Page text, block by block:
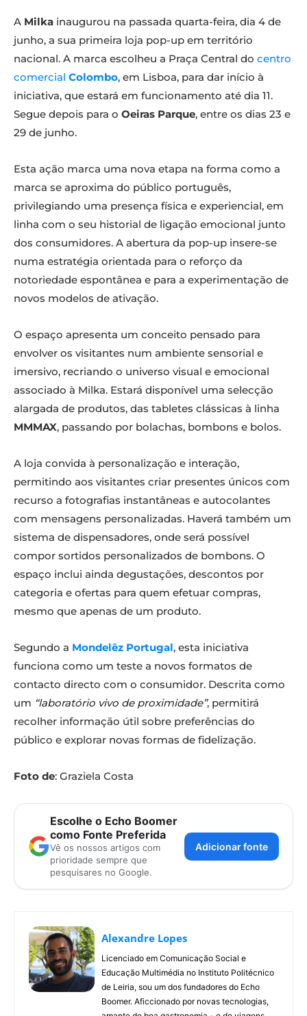
A Milka inaugurou na passada quarta-feira, dia 4 de
junho, a sua primeira loja pop-up em território
nacional. A marca escolheu a Praça Central do centro
comercial Colombo, em Lisboa, para dar início à
iniciativa, que estará em funcionamento até dia 11.
Segue depois para o Oeiras Parque, entre os dias 23 e
29 de junho.
Esta ação marca uma nova etapa na forma como a
marca se aproxima do público português,
privilegiando uma presença física e experiencial, em
linha com o seu historial de ligação emocional junto
dos consumidores. A abertura da pop-up insere-se
numa estratégia orientada para o reforço da
notoriedade espontânea e para a experimentação de
novos modelos de ativação.
O espaço apresenta um conceito pensado para
envolver os visitantes num ambiente sensorial e
imersivo, recriando o universo visual e emocional
associado à Milka. Estará disponível uma selecção
alargada de produtos, das tabletes clássicas à linha
MMMAX, passando por bolachas, bombons e bolos.
A loja convida à personalização e interação,
permitindo aos visitantes criar presentes únicos com
recurso a fotografias instantâneas e autocolantes
com mensagens personalizadas. Haverá também um
sistema de dispensadores, onde será possível
compor sortidos personalizados de bombons. O
espaço inclui ainda degustações, descontos por
categoria e ofertas para quem efetuar compras,
mesmo que apenas de um produto.
Segundo a Mondelēz Portugal, esta iniciativa
funciona como um teste a novos formatos de
contacto directo com o consumidor. Descrita como
um “laboratório vivo de proximidade”, permitirá
recolher informação útil sobre preferências do
público e explorar novas formas de fidelização.
Foto de: Graziela Costa
Escolhe o Echo Boomer
como Fonte Preferida
Vê os nossos artigos com
prioridade sempre que
pesquisares no Google.
Adicionar fonte
Alexandre Lopes
Licenciado em Comunicação Social e
Educação Multimédia no Instituto Politécnico
de Leiria, sou um dos fundadores do Echo
Boomer. Aficcionado por novas tecnologias,